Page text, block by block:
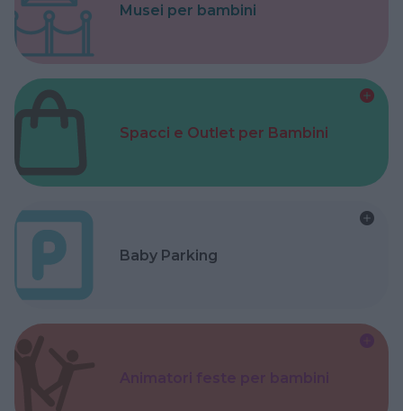
Musei per bambini
Spacci e Outlet per Bambini
Baby Parking